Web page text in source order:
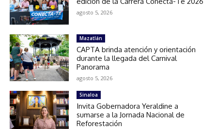
agosto 5, 2026
Mazatlán
CAPTA brinda atención y orientación
durante la llegada del Carnival
Panorama
agosto 5, 2026
Sinaloa
Invita Gobernadora Yeraldine a
sumarse a la Jornada Nacional de
Reforestación